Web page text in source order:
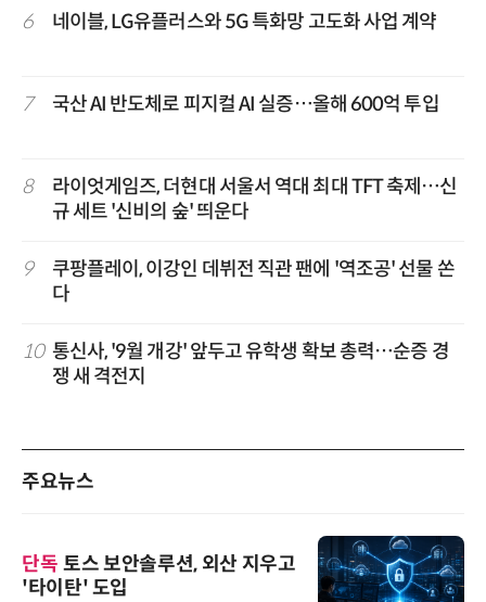
6 네이블, LG유플러스와 5G 특화망 고도화 사업 계약
7 국산 AI 반도체로 피지컬 AI 실증…올해 600억 투입
8
라이엇게임즈, 더현대 서울서 역대 최대 TFT 축제…신
규 세트 '신비의 숲' 띄운다
9
쿠팡플레이, 이강인 데뷔전 직관 팬에 '역조공' 선물 쏜
다
10 통신사, '9월 개강' 앞두고 유학생 확보 총력…순증 경
쟁 새 격전지
주요뉴스
단독 토스 보안솔루션, 외산 지우고
'타이탄' 도입